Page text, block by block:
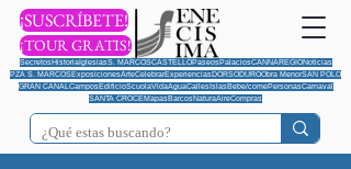
¡SUSCRÍBETE!
¡TOUR GRATIS!
SecretosHistoriaIglesiasS. MARCOSCASTELLOPaseosPalaciosCANNAREGIONoticias
PZA S. MARCOSExposicionesArteCelebrarExperienciasDORSODUROObra MenorSAN POLO
GRAN CANAL CamposEdificioScuolaVidaAguaCallesIslasBebe/comePersonasCarnaval
SANTA CROCEMapasBarcosNaturaAireCompras